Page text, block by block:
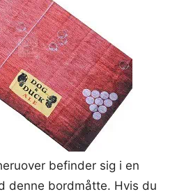
befinder sig i en
denne bordmåtte. Hvis du